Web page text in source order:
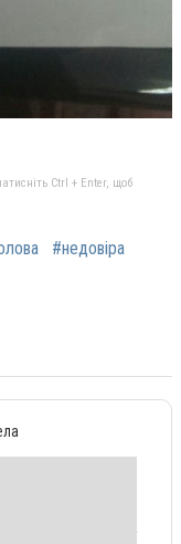
Ctrl + Enter, щоб
#недовіра